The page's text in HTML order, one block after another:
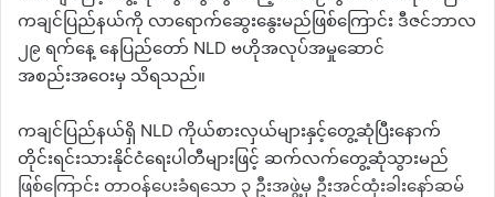
ကချင်ပြည်နယ်ကို လာရောက်ဆွေးနွေးမည်ဖြစ်ကြောင်း ဒီဇင်ဘာလ
၂၉ ရက်နေ့ နေပြည်တော် NLD ဗဟိုအလုပ်အမှုဆောင်
အစည်းအဝေးမှ သိရသည်။
ကချင်ပြည်နယ်ရှိ NLD ကိုယ်စားလှယ်များနှင့်တွေ့ဆုံပြီးနောက်
တိုင်းရင်းသားနိုင်ငံရေးပါတီများဖြင့် ဆက်လက်တွေ့ဆုံသွားမည်
ဖြစ်ကြောင်း တာဝန်ပေးခံရသော ၃ ဦးအဖွဲ့မှ ဦးအင်ထုံးခါးနော်ဆမ်